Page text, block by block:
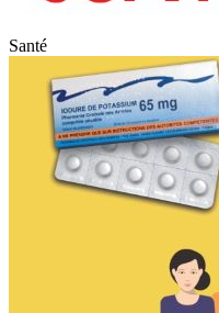
Santé